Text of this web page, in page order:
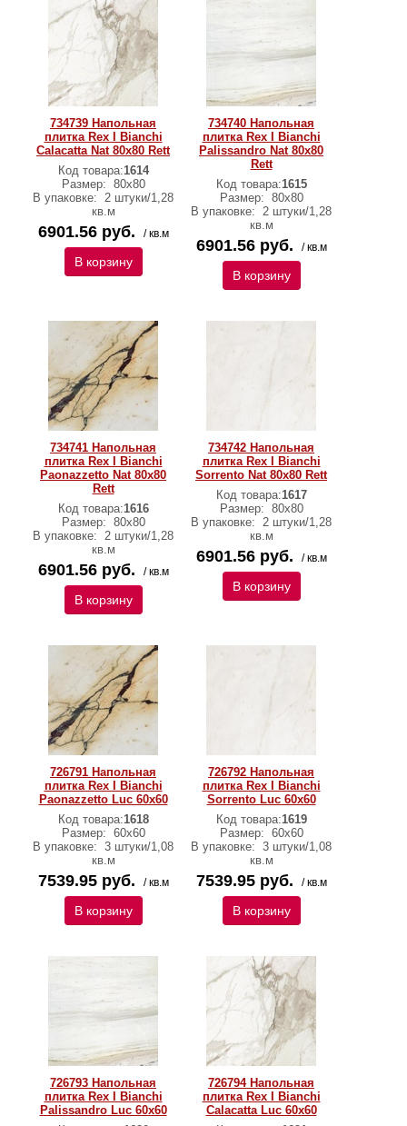
734739 Напольная
плитка Rex I Bianchi
Calacatta Nat 80x80 Rett
Код товара:1614
Размер: 80x80
В упаковке: 2 штуки/1,28
кв.м
6901.56 руб. / кв.м
В корзину
734740 Напольная
плитка Rex I Bianchi
Palissandro Nat 80x80
Rett
Код товара:1615
Размер: 80x80
В упаковке: 2 штуки/1,28
кв.м
6901.56 руб. / кв.м
В корзину
734741 Напольная
плитка Rex I Bianchi
Paonazzetto Nat 80x80
Rett
Код товара:1616
Размер: 80x80
В упаковке: 2 штуки/1,28
кв.м
6901.56 руб. / кв.м
В корзину
734742 Напольная
плитка Rex I Bianchi
Sorrento Nat 80x80 Rett
Код товара:1617
Размер: 80x80
В упаковке: 2 штуки/1,28
кв.м
6901.56 руб. / кв.м
В корзину
726791 Напольная
плитка Rex I Bianchi
Paonazzetto Luc 60x60
Код товара:1618
Размер: 60х60
В упаковке: 3 штуки/1,08
кв.м
7539.95 руб. / кв.м
В корзину
726792 Напольная
плитка Rex I Bianchi
Sorrento Luc 60x60
Код товара:1619
Размер: 60х60
В упаковке: 3 штуки/1,08
кв.м
7539.95 руб. / кв.м
В корзину
726793 Напольная
плитка Rex I Bianchi
Palissandro Luc 60x60
726794 Напольная
плитка Rex I Bianchi
Calacatta Luc 60x60